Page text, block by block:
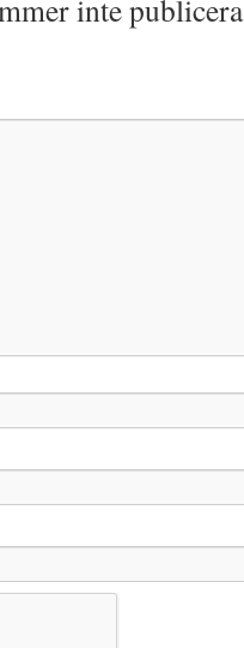
inte